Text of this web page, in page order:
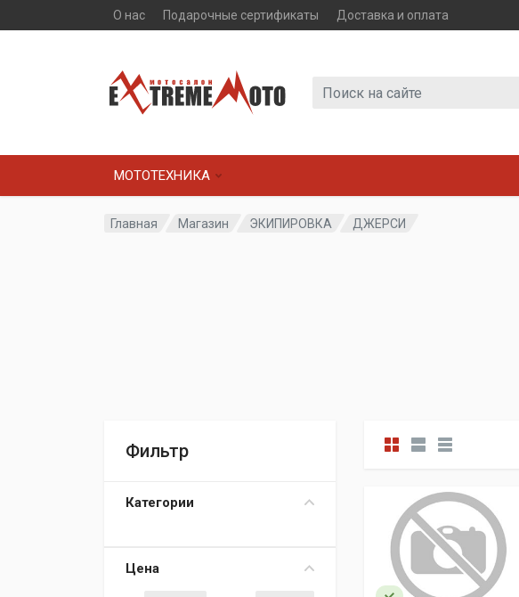
О нас Подарочные сертификаты Доставка и оплата
МОТОТЕХНИКА
Главная Магазин ЭКИПИРОВКА ДЖЕРСИ
Фильтр
Категории
Цена